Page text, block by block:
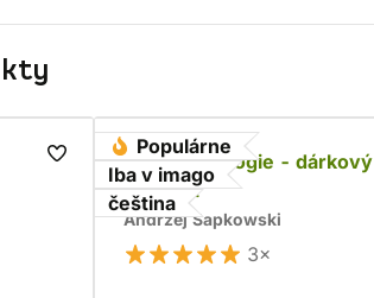
Populárne
Iba v imago
čeština
Husitská trilogie - dárkový
komplet
Andrzej Sapkowski
3×